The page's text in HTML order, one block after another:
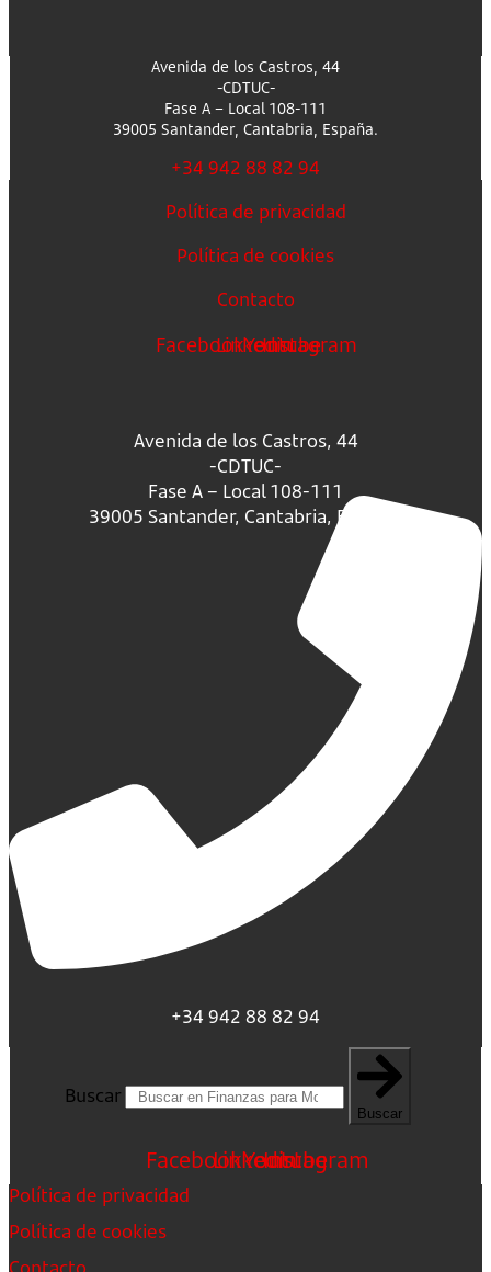
Avenida de los Castros, 44
-CDTUC-
Fase A – Local 108-111
39005 Santander, Cantabria, España.
+34 942 88 82 94
Política de privacidad
Política de cookies
Contacto
FacebookLinkedin
Youtube
Instagram
Avenida de los Castros, 44
-CDTUC-
Fase A – Local 108-111
39005 Santander, Cantabria, España.
+34 942 88 82 94
Buscar
Buscar
FacebookLinkedin
Youtube
Instagram
Política de privacidad
Política de cookies